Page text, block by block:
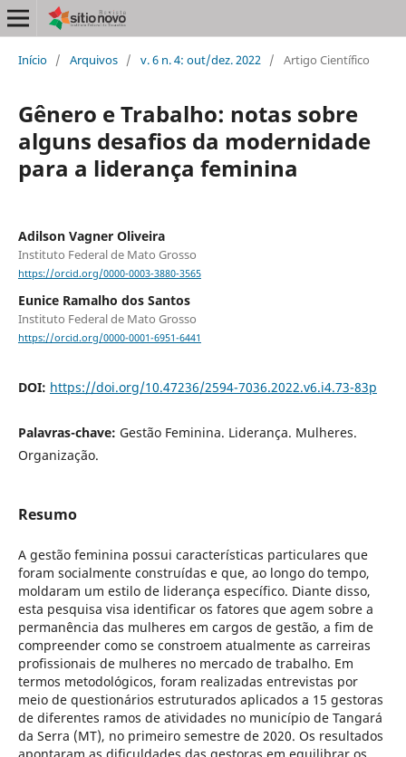
Início / Arquivos / v. 6 n. 4: out/dez. 2022 / Artigo Científico
Gênero e Trabalho: notas sobre
alguns desafios da modernidade
para a liderança feminina
Adilson Vagner Oliveira
Instituto Federal de Mato Grosso
https://orcid.org/0000-0003-3880-3565
Eunice Ramalho dos Santos
Instituto Federal de Mato Grosso
https://orcid.org/0000-0001-6951-6441
DOI: https://doi.org/10.47236/2594-7036.2022.v6.i4.73-83p
Palavras-chave: Gestão Feminina. Liderança. Mulheres.
Organização.
Resumo
A gestão feminina possui características particulares que
foram socialmente construídas e que, ao longo do tempo,
moldaram um estilo de liderança específico. Diante disso,
esta pesquisa visa identificar os fatores que agem sobre a
permanência das mulheres em cargos de gestão, a fim de
compreender como se constroem atualmente as carreiras
profissionais de mulheres no mercado de trabalho. Em
termos metodológicos, foram realizadas entrevistas por
meio de questionários estruturados aplicados a 15 gestoras
de diferentes ramos de atividades no município de Tangará
da Serra (MT), no primeiro semestre de 2020. Os resultados